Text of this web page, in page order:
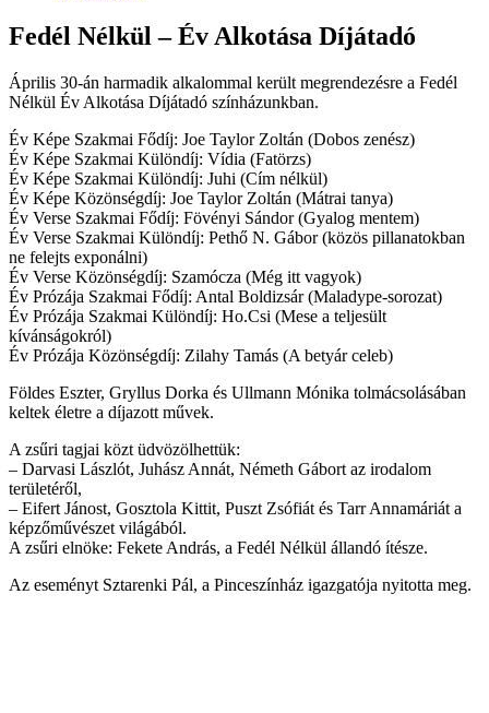
Fedél Nélkül – Év Alkotása Díjátadó
Április 30-án harmadik alkalommal került megrendezésre a Fedél
Nélkül Év Alkotása Díjátadó színházunkban.
Év Képe Szakmai Fődíj: Joe Taylor Zoltán (Dobos zenész)
Év Képe Szakmai Különdíj: Vídia (Fatörzs)
Év Képe Szakmai Különdíj: Juhi (Cím nélkül)
Év Képe Közönségdíj: Joe Taylor Zoltán (Mátrai tanya)
Év Verse Szakmai Fődíj: Fövényi Sándor (Gyalog mentem)
Év Verse Szakmai Különdíj: Pethő N. Gábor (közös pillanatokban
ne felejts exponálni)
Év Verse Közönségdíj: Szamócza (Még itt vagyok)
Év Prózája Szakmai Fődíj: Antal Boldizsár (Maladype-sorozat)
Év Prózája Szakmai Különdíj: Ho.Csi (Mese a teljesült
kívánságokról)
Év Prózája Közönségdíj: Zilahy Tamás (A betyár celeb)
Földes Eszter, Gryllus Dorka és Ullmann Mónika tolmácsolásában
keltek életre a díjazott művek.
A zsűri tagjai közt üdvözölhettük:
– Darvasi Lászlót, Juhász Annát, Németh Gábort az irodalom
területéről,
– Eifert Jánost, Gosztola Kittit, Puszt Zsófiát és Tarr Annamáriát a
képzőművészet világából.
A zsűri elnöke: Fekete András, a Fedél Nélkül állandó ítésze.
Az eseményt Sztarenki Pál, a Pinceszínház igazgatója nyitotta meg.